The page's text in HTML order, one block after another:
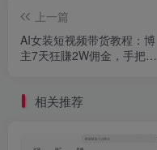
上一篇
AI女装短视频带货教程：博
主7天狂賺2W佣金，手把手
相关推荐